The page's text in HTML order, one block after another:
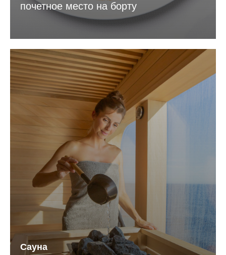
почетное место на борту
Сауна